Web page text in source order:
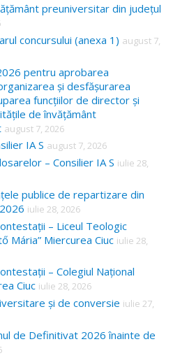
preuniversitar din județul
concursului (anexa 1) august 7,
pentru aprobarea
și desfășurarea
funcțiilor de director și
de învățământ
august 7, 2026
IA S august 7, 2026
– Consilier IA S iulie 28,
publice de repartizare din
iulie 28, 2026
– Liceul Teologic
Mária” Miercurea Ciuc iulie 28,
– Colegiul Național
Ciuc iulie 28, 2026
și de conversie iulie 27,
de Definitivat 2026 înainte de